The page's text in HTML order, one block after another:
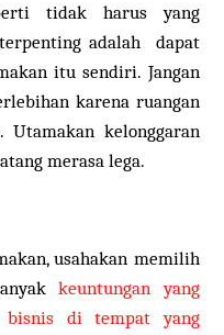
tidak harus yang
adalah dapat
itu sendiri. Jangan
karena ruangan
Utamakan kelonggaran
merasa lega.
usahakan memilih
keuntungan yang
di tempat yang